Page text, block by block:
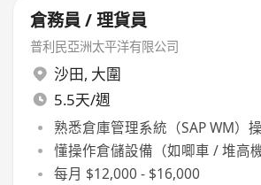
倉務員 / 理貨員
普利民亞洲太平洋有限公司
沙田, 大圍
5.5天/週
熟悉倉庫管理系統（SAP WM）
懂操作倉儲設備（如唧車 / 堆高機
每月 $12,000 - $16,000